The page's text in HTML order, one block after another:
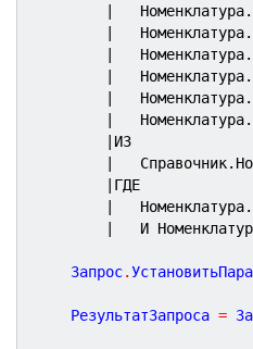
|
|
|
|
|
|
|ИЗ
|
|ГДЕ
|
|	И
	Запрос
.
	РезультатЗапроса
=